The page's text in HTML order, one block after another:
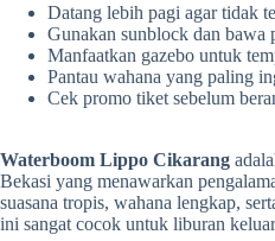
Datang lebih pagi agar tidak
Gunakan sunblock dan bawa
Manfaatkan gazebo untuk
Pantau wahana yang paling
Cek promo tiket sebelum
Waterboom Lippo Cikarang
Bekasi yang menawarkan
suasana tropis, wahana lengkap,
ini sangat cocok untuk liburan